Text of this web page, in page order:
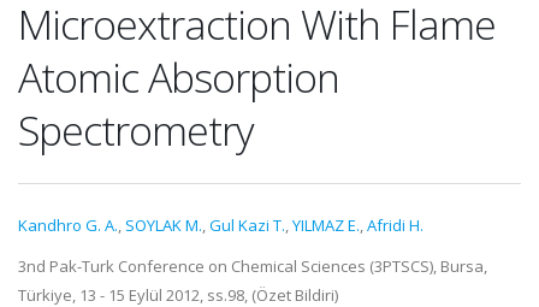
Microextraction With Flame
Atomic Absorption
Spectrometry
Kandhro G. A., SOYLAK M.,Gul Kazi T.,YILMAZ E.,Afridi H.
3nd Pak-Turk Conference on Chemical Sciences (3PTSCS), Bursa,
Türkiye, 13 - 15 Eylül 2012, ss.98, (Özet Bildiri)